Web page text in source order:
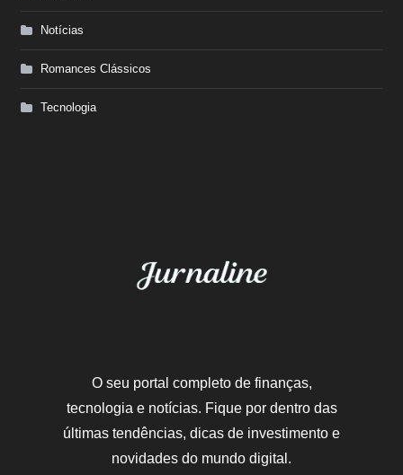
Notícias
Romances Clássicos
Tecnologia
O seu portal completo de finanças,
tecnologia e notícias. Fique por dentro das
últimas tendências, dicas de investimento e
novidades do mundo digital.